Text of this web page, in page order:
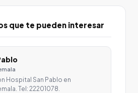
que te pueden interesar
Hospital San Pablo en
Tel: 22201078.